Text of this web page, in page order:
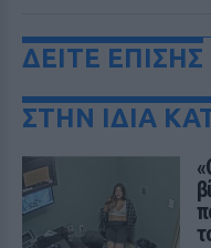
ΔΕΙΤΕ ΕΠΙΣΗΣ
ΣΤΗΝ ΙΔΙΑ